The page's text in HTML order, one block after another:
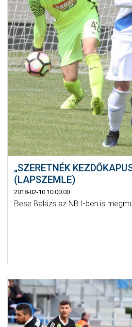
„SZERETNÉK
(LAPSZEMLE)
2018-02-10 10:00:00
Bese Balázs az NB I-ben is